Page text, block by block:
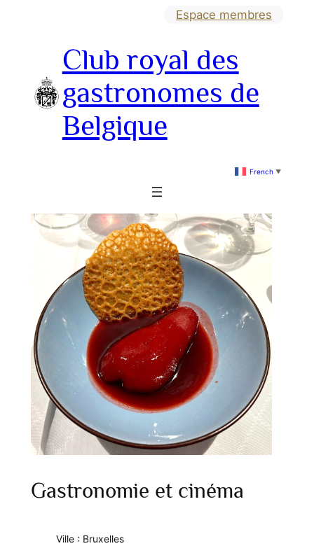
Espace membres
Club royal des
gastronomes de
Belgique
French ▼
Gastronomie et cinéma
Ville : Bruxelles